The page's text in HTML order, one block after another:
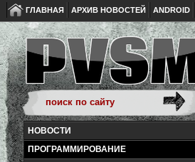
ГЛАВНАЯ АРХИВ НОВОСТЕЙ ANDROID
НОВОСТИ
ПРОГРАММИРОВАНИЕ